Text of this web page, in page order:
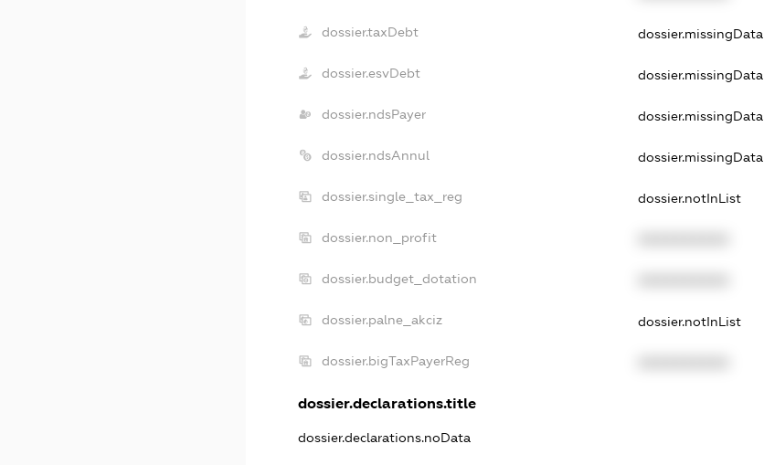
dossier.taxDebt dossier.missingData
dossier.esvDebt dossier.missingData
dossier.ndsPayer dossier.missingData
dossier.ndsAnnul dossier.missingData
dossier.single_tax_reg dossier.notInList
dossier.non_profit
dossier.budget_dotation
dossier.palne_akciz dossier.notInList
dossier.bigTaxPayerReg
dossier.declarations.title
dossier.declarations.noData